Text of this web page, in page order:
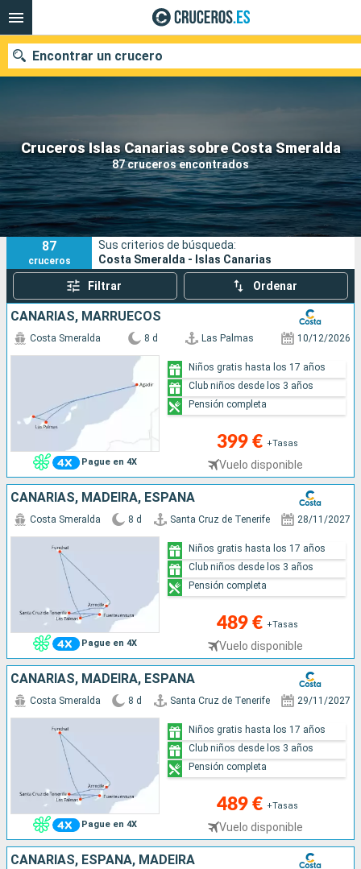
Cruceros Islas Canarias sobre Costa Smeralda
87 cruceros encontrados
Encontrar un crucero
Nuestros destinos
Fecha de salida
Puertos Compañías
Buscar
87
cruceros
Sus criterios de búsqueda:
Costa Smeralda - Islas Canarias
Filtrar Ordenar
CANARIAS, MARRUECOS
Pague en 4X
Costa Smeralda 8 d Las Palmas 10/12/2026
399 € +Tasas
Vuelo disponible
Niños gratis hasta los 17 años
Club niños desde los 3 años
Pensión completa
CANARIAS, MADEIRA, ESPAÑA
Pague en 4X
Costa Smeralda 8 d Santa Cruz de Tenerife 28/11/2027
489 € +Tasas
Vuelo disponible
Niños gratis hasta los 17 años
Club niños desde los 3 años
Pensión completa
CANARIAS, MADEIRA, ESPAÑA
Pague en 4X
Costa Smeralda 8 d Santa Cruz de Tenerife 29/11/2027
489 € +Tasas
Vuelo disponible
Niños gratis hasta los 17 años
Club niños desde los 3 años
Pensión completa
CANARIAS, ESPAÑA, MADEIRA